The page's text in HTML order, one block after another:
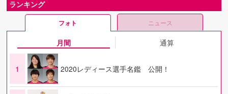
ランキング
フォト ニュース
月間 通算
1 2020レディース選手名鑑 公開！